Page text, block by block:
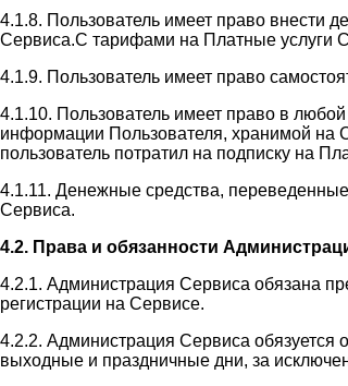
4.1.8. Пользователь имеет право внести
Сервиса.С тарифами на Платные услуги
4.1.9. Пользователь имеет право
4.1.10. Пользователь имеет право в
информации Пользователя, хранимой на
пользователь потратил на подписку на
4.1.11. Денежные средства,
Сервиса.
4.2. Права и обязанности
4.2.1. Администрация Сервиса обязана
регистрации на Сервисе.
4.2.2. Администрация Сервиса обязуется
выходные и праздничные дни, за